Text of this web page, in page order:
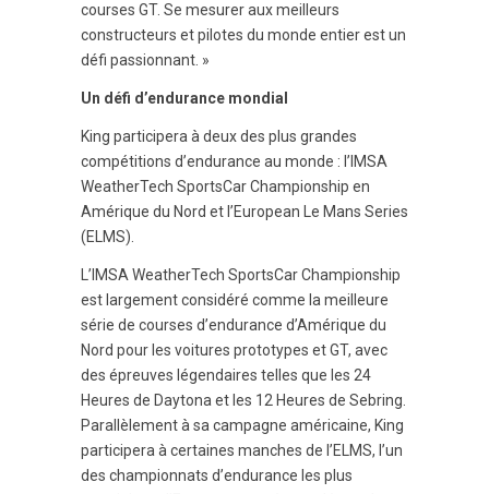
courses GT. Se mesurer aux meilleurs
constructeurs et pilotes du monde entier est un
défi passionnant. »
Un défi d’endurance mondial
King participera à deux des plus grandes
compétitions d’endurance au monde : l’IMSA
WeatherTech SportsCar Championship en
Amérique du Nord et l’European Le Mans Series
(ELMS).
L’IMSA WeatherTech SportsCar Championship
est largement considéré comme la meilleure
série de courses d’endurance d’Amérique du
Nord pour les voitures prototypes et GT, avec
des épreuves légendaires telles que les 24
Heures de Daytona et les 12 Heures de Sebring.
Parallèlement à sa campagne américaine, King
participera à certaines manches de l’ELMS, l’un
des championnats d’endurance les plus